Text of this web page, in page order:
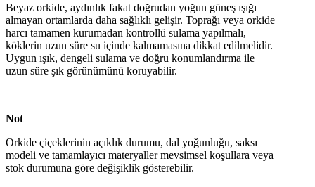
Beyaz orkide, aydınlık fakat doğrudan yoğun güneş ışığı
almayan ortamlarda daha sağlıklı gelişir. Toprağı veya orkide
harcı tamamen kurumadan kontrollü sulama yapılmalı,
köklerin uzun süre su içinde kalmamasına dikkat edilmelidir.
Uygun ışık, dengeli sulama ve doğru konumlandırma ile
uzun süre şık görünümünü koruyabilir.
Not
Orkide çiçeklerinin açıklık durumu, dal yoğunluğu, saksı
modeli ve tamamlayıcı materyaller mevsimsel koşullara veya
stok durumuna göre değişiklik gösterebilir.